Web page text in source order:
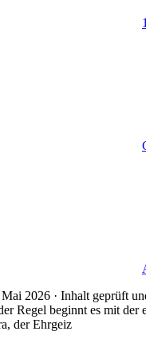
2026 · Inhalt geprüft
Regel beginnt es mit der
der Ehrgeiz